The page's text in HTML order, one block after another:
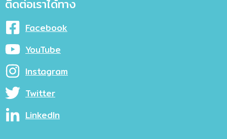
ติดต่อเราได้ทาง
Facebook
YouTube
Instagram
Twitter
LinkedIn